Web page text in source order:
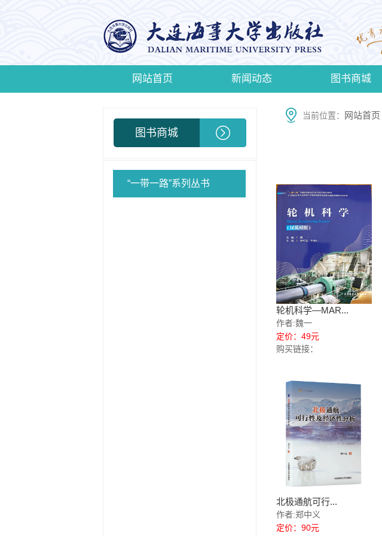
网站首页 新闻动态 图书商城
图书商城
当前位置： 网站首页
“一带一路”系列丛书
轮机科学—MAR...
作者:魏一
定价：49元
购买链接：
北极通航可行...
作者:郑中义
定价：90元